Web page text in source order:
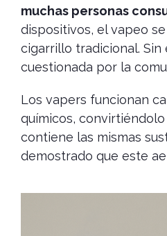
muchas personas
dispositivos, el vapeo
cigarrillo tradicional.
cuestionada por la
Los vapers funcionan
químicos,
contiene las mismas
demostrado que este